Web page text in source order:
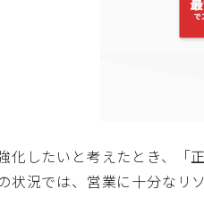
化したいと考えたとき、「
状況では、営業に十分なリ